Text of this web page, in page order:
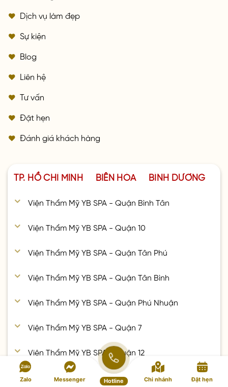
Dịch vụ làm đẹp
Sự kiện
Blog
Liên hệ
Tư vấn
Đặt hẹn
Đánh giá khách hàng
TP. HỒ CHÍ MINH BIÊN HÒA BÌNH DƯƠNG
Viện Thẩm Mỹ YB SPA - Quận Bình Tân
Viện Thẩm Mỹ YB SPA - Quận 10
Viện Thẩm Mỹ YB SPA - Quận Tân Phú
Viện Thẩm Mỹ YB SPA - Quận Tân Bình
Viện Thẩm Mỹ YB SPA - Quận Phú Nhuận
Viện Thẩm Mỹ YB SPA - Quận 7
Viện Thẩm Mỹ YB SPA - Quận 12
Viện Thẩm Mỹ YB SPA - Quận Gò Vấp
Zalo Messenger Hotline Chi nhánh Đặt hẹn